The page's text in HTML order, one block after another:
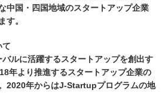
中国・四国地域のスタートアップ企業
す。
て
ルに活躍するスタートアップを創出す
年より推進するスタートアップ企業の
2020年からはJ-Startupプログラムの地